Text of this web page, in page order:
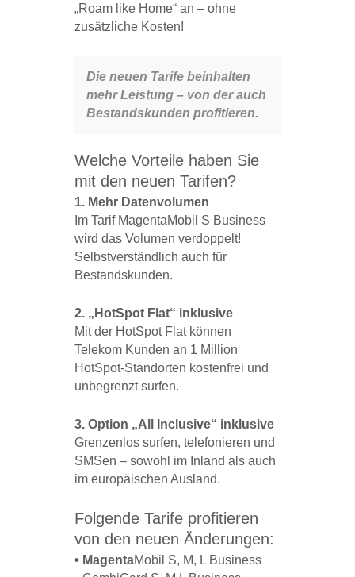
„Roam like Home“ an – ohne
zusätzliche Kosten!
Die neuen Tarife beinhalten
mehr Leistung – von der auch
Bestandskunden profitieren.
Welche Vorteile haben Sie
mit den neuen Tarifen?
1. Mehr Datenvolumen
Im Tarif MagentaMobil S Business
wird das Volumen verdoppelt!
Selbstverständlich auch für
Bestandskunden.
2. „HotSpot Flat“ inklusive
Mit der HotSpot Flat können
Telekom Kunden an 1 Million
HotSpot-Standorten kostenfrei und
unbegrenzt surfen.
3. Option „All Inclusive“ inklusive
Grenzenlos surfen, telefonieren und
SMSen – sowohl im Inland als auch
im europäischen Ausland.
Folgende Tarife profitieren
von den neuen Änderungen:
• MagentaMobil S, M, L Business